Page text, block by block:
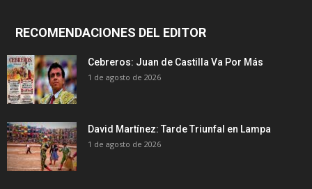
RECOMENDACIONES DEL EDITOR
Cebreros: Juan de Castilla Va Por Más
1 de agosto de 2026
David Martínez: Tarde Triunfal en Lampa
1 de agosto de 2026